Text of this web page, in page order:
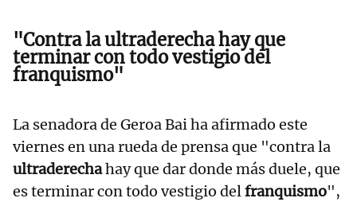
"Contra la ultraderecha hay que
terminar con todo vestigio del
franquismo"
La senadora de Geroa Bai ha afirmado este
viernes en una rueda de prensa que "contra la
ultraderechahay que dar donde más duele, que
es terminar con todo vestigio delfranquismo",